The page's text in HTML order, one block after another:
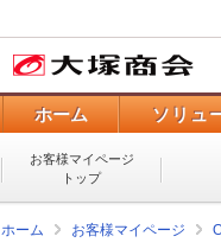
ホーム ソリュ
お客様マイページ
トップ
ホーム お客様マイページ